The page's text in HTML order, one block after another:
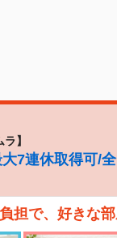
】
7連休取得可/
担で、好きな部